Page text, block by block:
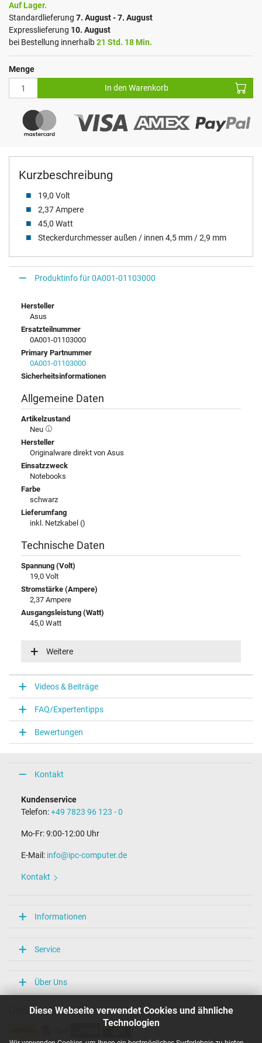
Diese Webseite verwendet Cookies und ähnliche
Technologien
Kurzbeschreibung
19,0 Volt
2,37 Ampere
45,0 Watt
Steckerdurchmesser außen / innen 4,5 mm / 2,9 mm
Auf Lager.
Standardlieferung 7. August - 7. August
Expresslieferung 10. August
bei Bestellung innerhalb21 Std. 18 Min.
Menge
In den Warenkorb
Produktinfo für 0A001-01103000
Hersteller
Asus
Ersatzteilnummer
0A001-01103000
Primary Partnummer
0A001-01103000
Sicherheitsinformationen
Allgemeine Daten
Artikelzustand
Neu
Hersteller
Originalware direkt von Asus
Einsatzzweck
Notebooks
Farbe
schwarz
Lieferumfang
inkl. Netzkabel ()
Technische Daten
Spannung (Volt)
19,0 Volt
Stromstärke (Ampere)
2,37 Ampere
Ausgangsleistung (Watt)
45,0 Watt
100-240V / 50-60Hz
Notebook Stecker
Steckertyp / -form
rund / 90° abgewinkelt
Steckerlänge (mm)
10,0 mm
4,5 mm / 2,9 mm
Länge Anschlusskabel (m) (ca.)
1.50 m
Maße
Länge / Breite / Höhe
Überlast-, kurzschluss- und überhitzungsgeschützt
CCC
ENEC
Singapore Safety Mark
TÜV Argentina Certificado
Weitere
Videos & Beiträge
FAQ/Expertentipps
Bewertungen
Kontakt
Kundenservice
Telefon:+49 7823 96 123 - 0
Mo-Fr: 9:00-12:00 Uhr
E-Mail: info@ipc-computer.de
Kontakt
Informationen
Service
Über Uns
Unsere Versandarten